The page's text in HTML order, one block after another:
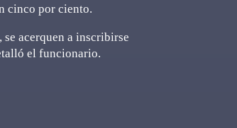
cinco por ciento.
acerquen a inscribirse
el funcionario.